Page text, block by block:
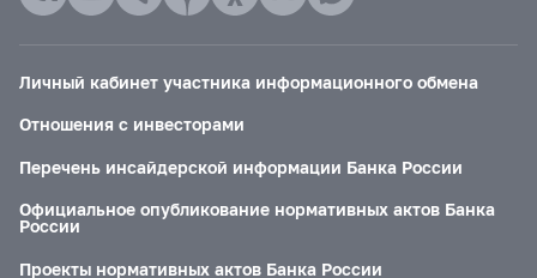
Личный кабинет участника информационного обмена
Отношения с инвесторами
Перечень инсайдерской информации Банка России
Официальное опубликование нормативных актов Банка
России
Проекты нормативных актов Банка России